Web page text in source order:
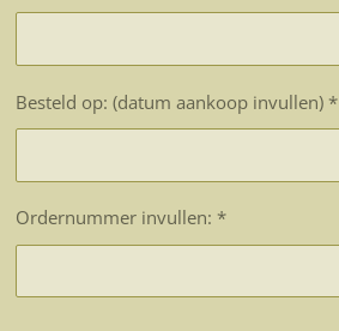
Besteld op: (datum aankoop invullen) *
Ordernummer invullen: *